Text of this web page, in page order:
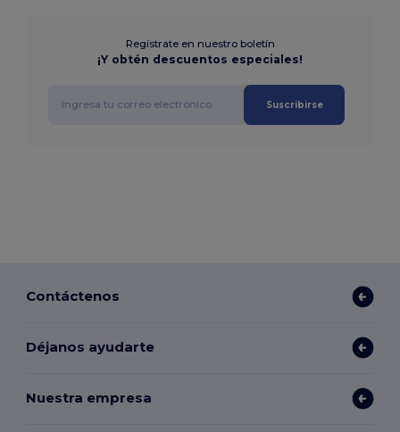
Regístrate en nuestro boletín
¡Y obtén descuentos especiales!
Suscribirse
Contáctenos
Déjanos ayudarte
Nuestra empresa